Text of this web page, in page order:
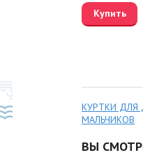
Купить
КУРТКИ ДЛЯ
МАЛЬЧИКОВ
ВЫ